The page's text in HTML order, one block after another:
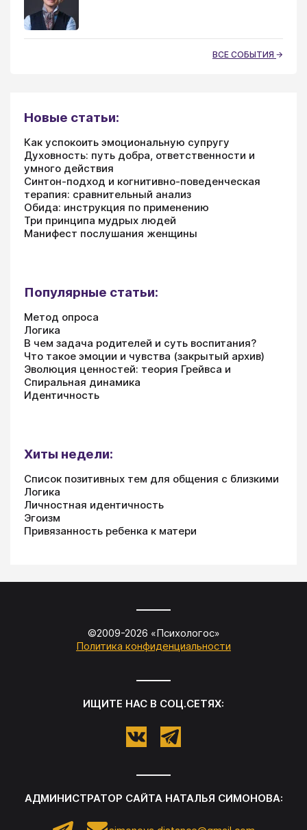
ВСЕ СОБЫТИЯ
Новые статьи:
Как успокоить эмоциональную супругу
Духовность: путь добра, ответственности и
умного действия
Синтон-подход и когнитивно-поведенческая
терапия: сравнительный анализ
Обида: инструкция по применению
Три принципа мудрых людей
Манифест послушания женщины
Популярные статьи:
Метод опроса
Логика
В чем задача родителей и суть воспитания?
Что такое эмоции и чувства (закрытый архив)
Эволюция ценностей: теория Грейвса и
Спиральная динамика
Идентичность
Хиты недели:
Список позитивных тем для общения с близкими
Логика
Личностная идентичность
Эгоизм
Привязанность ребенка к матери
©2009-2026 «Психологос»
Политика конфиденциальности
ИЩИТЕ НАС В СОЦ.СЕТЯХ:
АДМИНИСТРАТОР САЙТА НАТАЛЬЯ СИМОНОВА: